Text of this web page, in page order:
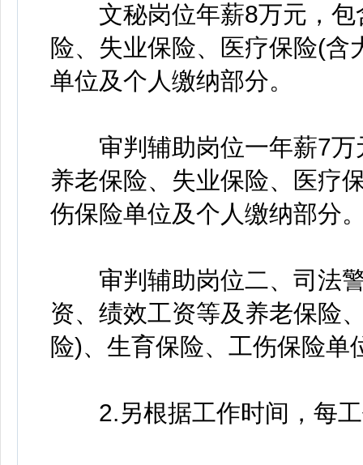
文秘岗位年薪8万元，包
险、失业保险、医疗保险(
单位及个人缴纳部分。
审判辅助岗位一年薪7万
养老保险、失业保险、医疗
伤保险单位及个人缴纳部分
审判辅助岗位二、司法警
资、绩效工资等及养老保险
险)、生育保险、工伤保险单
2.另根据工作时间，每工